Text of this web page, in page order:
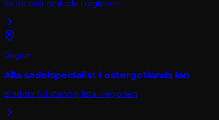
Se de bäst rankade i regionen
Region
Alla sadelspecialist i ostergotlands lan
Bläddra fullständig lista i regionen